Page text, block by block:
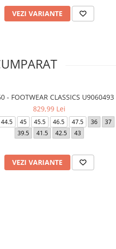
VEZI VARIANTE
- FOOTWEAR CLASSICS U9060493
829,99 Lei
44.5 45 45.5 46.5 47.5 36
37
39.5
41.5 42.5 43
VEZI VARIANTE